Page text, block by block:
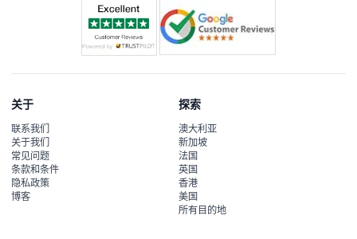
关于
联系我们
关于我们
常见问题
条款和条件
隐私政策
博客
探索
澳大利亚
新加坡
法国
英国
香港
美国
所有目的地